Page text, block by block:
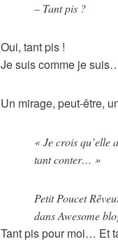
– Tant pis ?
Oui, tant pis !
Je suis comme je
Un mirage, peut-être,
« Je crois qu’elle
tant conter… »
Petit Poucet
dans Awesome
Tant pis pour moi… Et